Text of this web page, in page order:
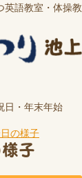
英語教室・体操教
・年末年始
子